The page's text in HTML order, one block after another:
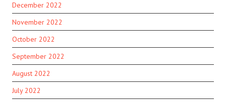
December 2022
November 2022
October 2022
September 2022
August 2022
July 2022